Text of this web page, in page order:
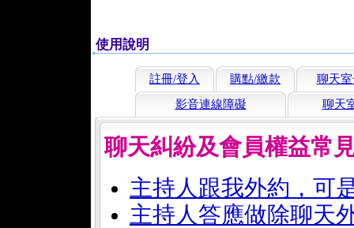
使用說明
註冊/登入 購點/繳款
聊天
影音連線障礙
聊天
聊天糾紛及會員權益常
主持人跟我外約，可
主持人答應做除聊天